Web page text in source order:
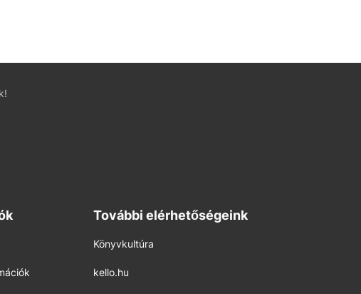
További elérhetőségeink
Könyvkultúra
kello.hu